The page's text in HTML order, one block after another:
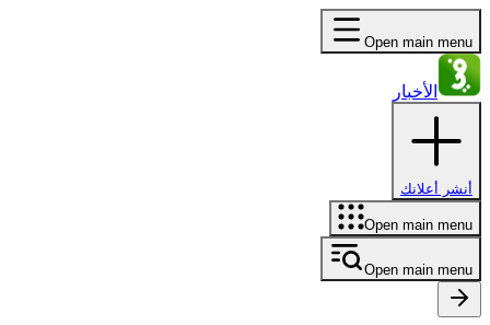
Open main menu
الأخبار
أنشر أعلانك
Open main menu
Open main menu